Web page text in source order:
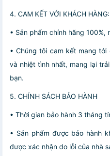
4. CAM KẾT VỚI KHÁCH HÀNG:
• Sản phẩm chính hãng 100%,
• Chúng tôi cam kết mang
và nhiệt tình nhất, mang lại
bạn.
5. CHÍNH SÁCH BẢO HÀNH
• Thời gian bảo hành 3 tháng
• Sản phẩm được bảo hành
được xác nhận do lỗi của nhà